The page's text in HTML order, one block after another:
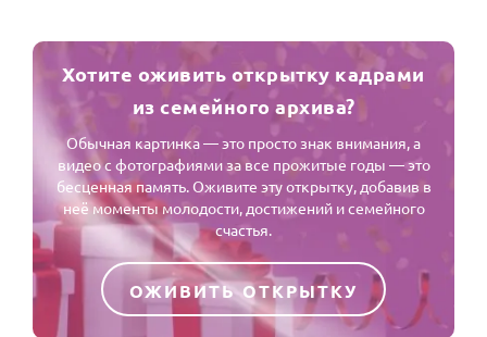
Хотите оживить открытку кадрами
из семейного архива?
Обычная картинка — это просто знак внимания, а
видео с фотографиями за все прожитые годы — это
бесценная память. Оживите эту открытку, добавив в
неё моменты молодости, достижений и семейного
счастья.
ОЖИВИТЬ ОТКРЫТКУ